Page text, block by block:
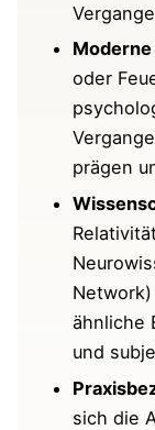
In
Im
Detail
oder
prägen
ähnliche
und
sich die